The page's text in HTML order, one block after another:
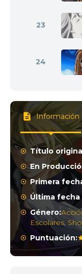
23
24
Información
Título
En
Primera
Última fecha
Género:
Escolares,
Puntuación: